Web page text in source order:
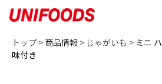
トップ > 商品情報 > じゃがいも > ミニ
味付き